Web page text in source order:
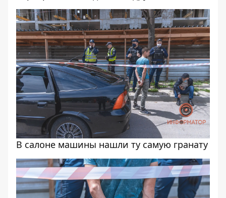
В салоне машины нашли ту самую гранату